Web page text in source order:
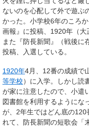
ないのを心配して外で遊ぶ
かった。小学校6年のころ
画報』に投稿、1920年（大
また『防長新聞』（戦後に
投稿、入選している。
1920年4月、12番の成績で
等学校）に入学。しかし読
が家に注意したので、小遣
図書館を利用するようにな
が、2年生ではどん底の
れて、防長新聞の短歌会「